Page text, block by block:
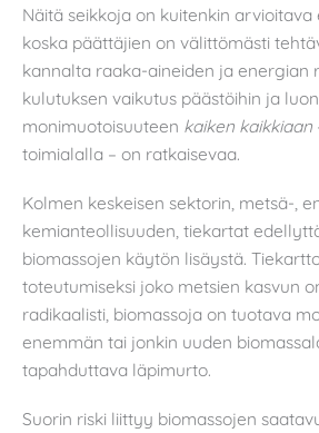
Näitä seikkoja on kuitenkin arvioitava
koska päättäjien on välittömästi
kannalta raaka-aineiden ja energian
kulutuksen vaikutus päästöihin ja
monimuotoisuuteen kaiken kaikkiaan
toimialalla – on ratkaisevaa.
Kolmen keskeisen sektorin, metsä-,
kemianteollisuuden, tiekartat
biomassojen käytön lisäystä.
toteutumiseksi joko metsien kasvun
radikaalisti, biomassoja on tuotava
enemmän tai jonkin uuden
tapahduttava läpimurto.
Suorin riski liittyy biomassojen